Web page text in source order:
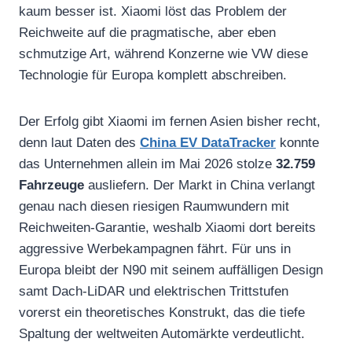
kaum besser ist. Xiaomi löst das Problem der
Reichweite auf die pragmatische, aber eben
schmutzige Art, während Konzerne wie VW diese
Technologie für Europa komplett abschreiben.
Der Erfolg gibt Xiaomi im fernen Asien bisher recht,
denn laut Daten des China EV DataTracker konnte
das Unternehmen allein im Mai 2026 stolze 32.759
Fahrzeuge ausliefern. Der Markt in China verlangt
genau nach diesen riesigen Raumwundern mit
Reichweiten-Garantie, weshalb Xiaomi dort bereits
aggressive Werbekampagnen fährt. Für uns in
Europa bleibt der N90 mit seinem auffälligen Design
samt Dach-LiDAR und elektrischen Trittstufen
vorerst ein theoretisches Konstrukt, das die tiefe
Spaltung der weltweiten Automärkte verdeutlicht.